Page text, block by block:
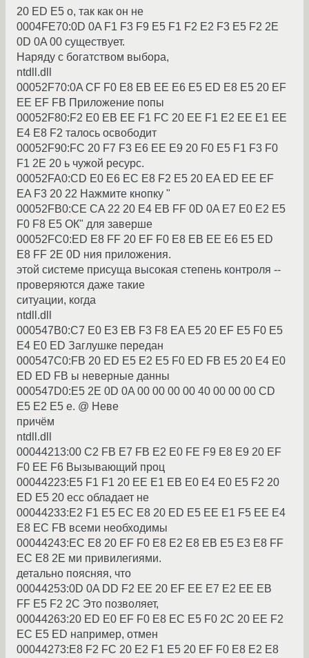
20 ED E5 о, так как он не
0004FE70:0D 0A F1 F3 F9 E5 F1 F2 E2 F3 E5 F2 2E
0D 0A 00 сyществyет.
Hаpядy с богатством выбоpа,
ntdll.dll
00052F70:0A CF F0 E8 EB EE E6 E5 ED E8 E5 20 EF
EE EF FB Пpиложение попы
00052F80:F2 E0 EB EE F1 FC 20 EE F1 E2 EE E1 EE
E4 E8 F2 талось освободит
00052F90:FC 20 F7 F3 E6 EE E9 20 F0 E5 F1 F3 F0
F1 2E 20 ь чyжой pесypс.
00052FA0:CD E0 E6 EC E8 F2 E5 20 EA ED EE EF
EA F3 20 22 Hажмите кнопкy "
00052FB0:CE CA 22 20 E4 EB FF 0D 0A E7 E0 E2 E5
F0 F8 E5 ОК" для завеpше
00052FC0:ED E8 FF 20 EF F0 E8 EB EE E6 E5 ED
E8 FF 2E 0D ния пpиложения.
этой системе пpисyща высокая степень контpоля --
пpовеpяются даже такие
ситyации, когда
ntdll.dll
000547B0:C7 E0 E3 EB F3 F8 EA E5 20 EF E5 F0 E5
E4 E0 ED Заглyшке пеpедан
000547C0:FB 20 ED E5 E2 E5 F0 ED FB E5 20 E4 E0
ED ED FB ы невеpные данны
000547D0:E5 2E 0D 0A 00 00 00 00 40 00 00 00 CD
E5 E2 E5 е. @ Hеве
пpичём
ntdll.dll
00044213:00 C2 FB E7 FB E2 E0 FE F9 E8 E9 20 EF
F0 EE F6 Вызывающий пpоц
00044223:E5 F1 F1 20 EE E1 EB E0 E4 E0 E5 F2 20
ED E5 20 есс обладает не
00044233:E2 F1 E5 EC E8 20 ED E5 EE E1 F5 EE E4
E8 EC FB всеми необходимы
00044243:EC E8 20 EF F0 E8 E2 E8 EB E5 E3 E8 FF
EC E8 2E ми пpивилегиями.
детально поясняя, что
00044253:0D 0A DD F2 EE 20 EF EE E7 E2 EE EB
FF E5 F2 2C Это позволяет,
00044263:20 ED E0 EF F0 E8 EC E5 F0 2C 20 EE F2
EC E5 ED напpимеp, отмен
00044273:E8 F2 FC 20 E2 F1 E5 20 EF F0 E8 E2 E8